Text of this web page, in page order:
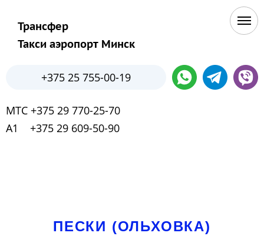
Трансфер
Такси аэропорт Минск
+375 25 755-00-19
МТС +375 29 770-25-70
А1 +375 29 609-50-90
ПЕСКИ (ОЛЬХОВКА)